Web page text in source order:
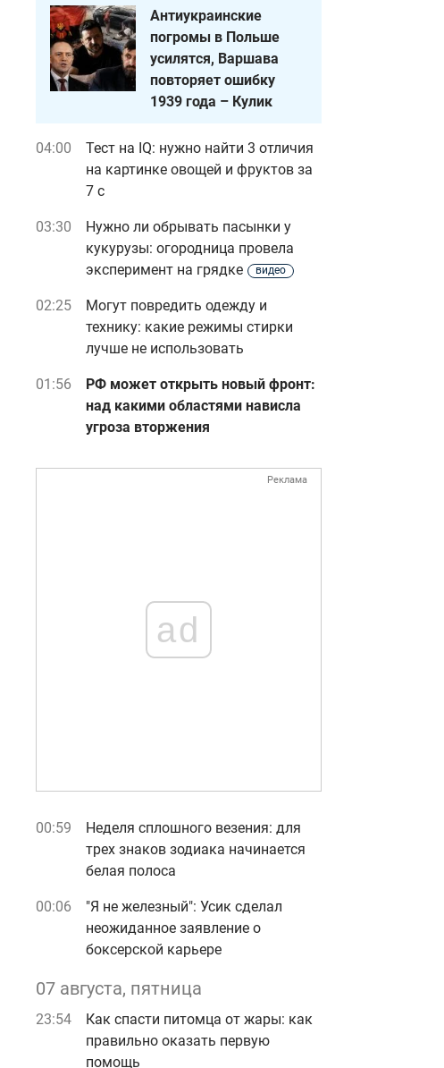
Антиукраинские
погромы в Польше
усилятся, Варшава
повторяет ошибку
1939 года – Кулик
04:00
Тест на IQ: нужно найти 3 отличия
на картинке овощей и фруктов за
7 с
03:30
Нужно ли обрывать пасынки у
кукурузы: огородница провела
эксперимент на грядке
видео
02:25
Могут повредить одежду и
технику: какие режимы стирки
лучше не использовать
01:56
РФ может открыть новый фронт:
над какими областями нависла
угроза вторжения
Реклама
ad
00:59
Неделя сплошного везения: для
трех знаков зодиака начинается
белая полоса
00:06
"Я не железный": Усик сделал
неожиданное заявление о
боксерской карьере
07 августа, пятница
23:54
Как спасти питомца от жары: как
правильно оказать первую
помощь